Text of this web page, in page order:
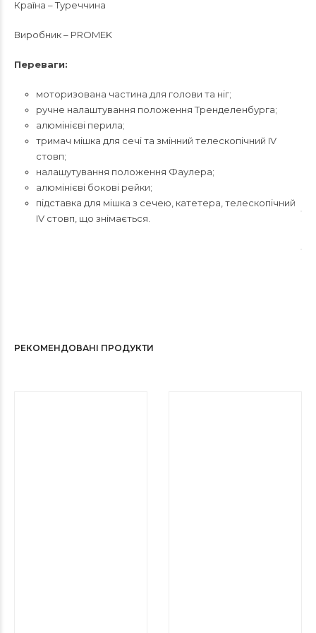
Країна – Туреччина
Виробник – PROMEK
Переваги:
моторизована частина для голови та ніг;
ручне налаштування положення Тренделенбурга;
алюмінієві перила;
тримач мішка для сечі та змінний телескопічний IV
стовп;
налашутування положення Фаулера;
алюмінієві бокові рейки;
підставка для мішка з сечею, катетера, телескопічний
IV стовп, що знімається.
РЕКОМЕНДОВАНІ ПРОДУКТИ